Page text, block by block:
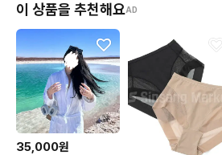
이 상품을 추천해요AD
35,000원